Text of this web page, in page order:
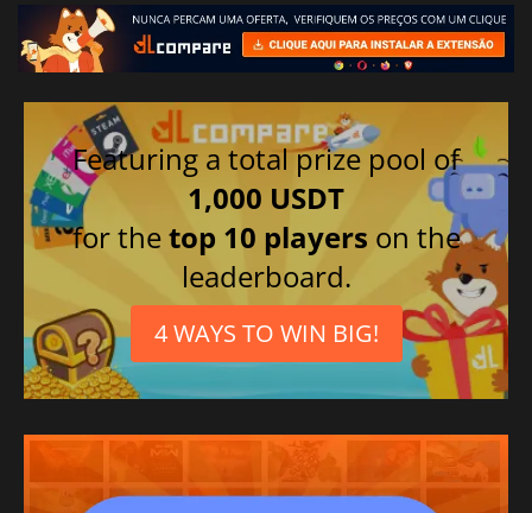
Featuring a total prize pool of
1,000 USDT
for thetop 10 players on the
leaderboard.
4 WAYS TO WIN BIG!